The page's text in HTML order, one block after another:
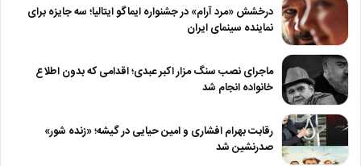
درخشش «مرد آرام» در جشنواره ایماگو ایتالیا؛ سه جایزه برای
نماینده سینمای ایران
ماجرای نصب سنگ مزار اکبر عبدی؛ اقدامی که بدون اطلاع
خانواده انجام شد
رقابت بهرام افشاری و امین حیایی در گیشه؛ «زنده شور»
صدرنشین شد